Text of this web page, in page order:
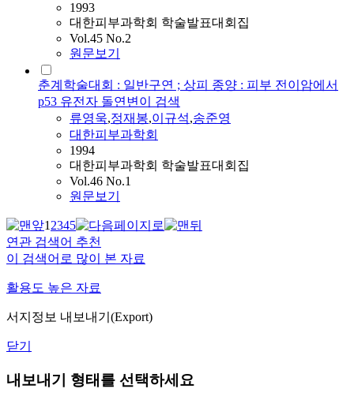
1993
대한피부과학회 학술발표대회집
Vol.45 No.2
원문보기
춘계학술대회 : 일반구연 ; 상피 종양 : 피부 전이암에서
p53 유전자 돌연변이 검색
류영욱,정재봉,이규석,송준영
대한피부과학회
1994
대한피부과학회 학술발표대회집
Vol.46 No.1
원문보기
12345
연관 검색어 추천
이 검색어로 많이 본 자료
활용도 높은 자료
서지정보 내보내기(Export)
닫기
내보내기 형태를 선택하세요